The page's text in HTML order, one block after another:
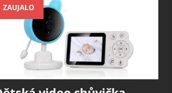
ZAUJALO